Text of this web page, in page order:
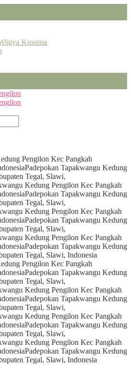
Kusuma
Pengilon Kec Pangkah
Padepokan Tapakwangu Kedung
Tegal, Slawi,
Kedung Pengilon Kec Pangkah
Padepokan Tapakwangu Kedung
Tegal, Slawi,
Kedung Pengilon Kec Pangkah
Padepokan Tapakwangu Kedung
Tegal, Slawi,
Kedung Pengilon Kec Pangkah
Padepokan Tapakwangu Kedung
Tegal, Slawi, Indonesia
Pengilon Kec Pangkah
Padepokan Tapakwangu Kedung
Tegal, Slawi,
Kedung Pengilon Kec Pangkah
Padepokan Tapakwangu Kedung
Tegal, Slawi,
Kedung Pengilon Kec Pangkah
Padepokan Tapakwangu Kedung
Tegal, Slawi,
Kedung Pengilon Kec Pangkah
Padepokan Tapakwangu Kedung
Tegal, Slawi, Indonesia